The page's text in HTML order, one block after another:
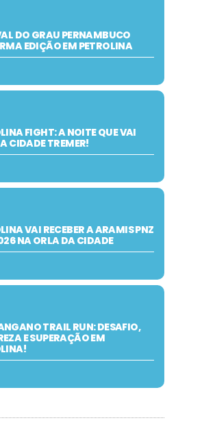
DO GRAU PERNAMBUCO
EDIÇÃO EM PETROLINA
FIGHT: A NOITE QUE VAI
CIDADE TREMER!
VAI RECEBER A ARAMIS PNZ
NA ORLA DA CIDADE
TRAIL RUN: DESAFIO,
E SUPERAÇÃO EM